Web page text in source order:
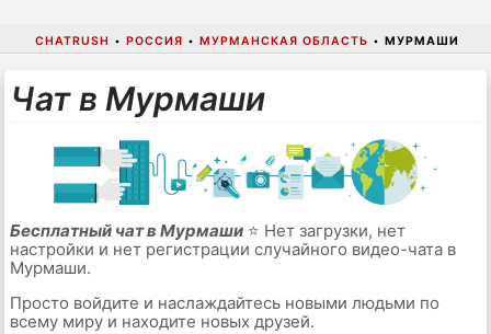
CHATRUSH • РОССИЯ • МУРМАНСКАЯ ОБЛАСТЬ • МУРМАШИ
Чат в Мурмаши
Бесплатный чат в Мурмаши⭐ Нет загрузки, нет
настройки и нет регистрации случайного видео-чата в
Мурмаши.
Просто войдите и наслаждайтесь новыми людьми по
всему миру и находите новых друзей.